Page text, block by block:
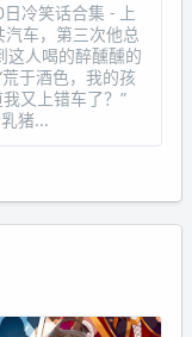
冷笑话合集 - 上
车，第三次他总
这人喝的醉醺醺的
于酒色，我的孩
又上错车了？”
猪...